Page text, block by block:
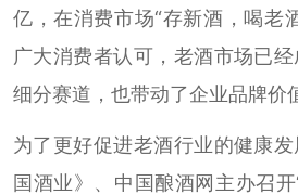
亿，在消费市场“存新酒，喝老
广大消费者认可，老酒市场已
细分赛道，也带动了企业品牌价
为了更好促进老酒行业的健康
国酒业》、中国酿酒网主办召